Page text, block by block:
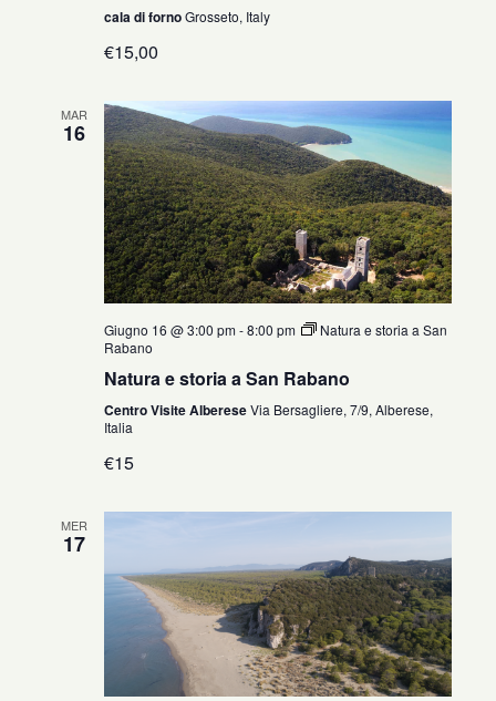
cala di fornoGrosseto, Italy
€15,00
MAR
16
Giugno 16 @ 3:00 pm-8:00 pm
Natura e storia a San
Rabano
Natura e storia a San Rabano
Centro Visite AlbereseVia Bersagliere, 7/9, Alberese,
Italia
€15
MER
17